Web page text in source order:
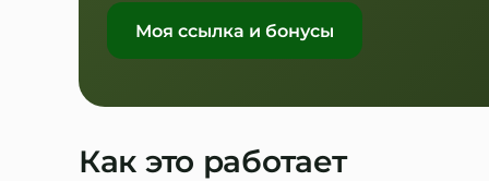
Моя ссылка и бонусы
Как это работает